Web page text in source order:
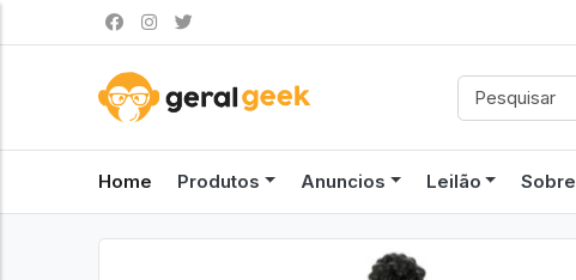
Home Produtos Anuncios Leilão Sobre